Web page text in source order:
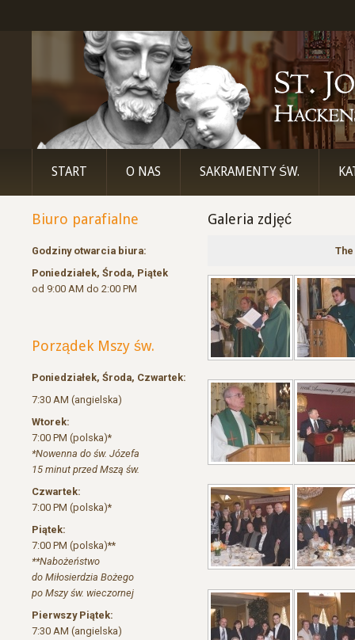
START O NAS SAKRAMENTY ŚW.
Biuro parafialne
Godziny otwarcia biura:
Poniedziałek, Środa, Piątek
od 9:00 AM do 2:00 PM
Porządek Mszy św.
Poniedziałek, Środa, Czwartek:
7:30 AM (angielska)
Wtorek:
7:00 PM (polska)*
*Nowenna do św. Józefa
15 minut przed Mszą św.
Czwartek:
7:00 PM (polska)*
Piątek:
7:00 PM (polska)**
**Nabożeństwo
do Miłosierdzia Bożego
po Mszy św. wieczornej
Pierwszy Piątek:
7:30 AM (angielska)
Galeria zdjęć